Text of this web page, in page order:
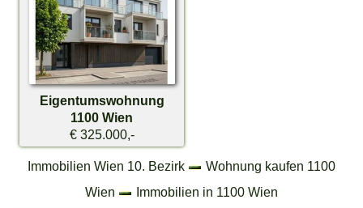
Eigentumswohnung
1100 Wien
€ 325.000,-
Immobilien Wien 10. Bezirk
Wohnung kaufen 1100
Wien
Immobilien in 1100 Wien